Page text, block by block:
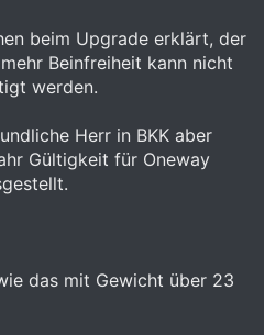
beim Upgrade erklärt, der
Beinfreiheit kann nicht
werden.
Herr in BKK aber
Gültigkeit für Oneway
das mit Gewicht über 23